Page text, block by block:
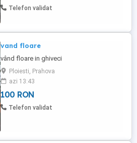
Telefon validat
vand floare
vând floare in ghiveci
Ploiesti, Prahova
azi 13:43
100 RON
Telefon validat